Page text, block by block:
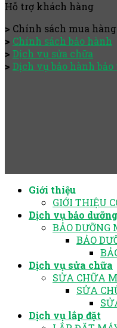
Hỗ trợ khách hàng
> Chính sách mua hàng
> Chính sách bảo hành
> Dịch vụ sửa chữa
> Dịch vụ bảo hành
Giới thiệu
GIỚI THIỆU
Dịch vụ bảo dưỡng
BẢO DƯỠNG
BẢO
Dịch vụ sửa chữa
SỬA CHỮA
SỬA
Dịch vụ lắp đặt